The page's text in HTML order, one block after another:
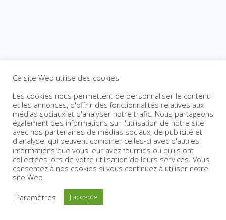
Ce site Web utilise des cookies
Les cookies nous permettent de personnaliser le contenu
et les annonces, d'offrir des fonctionnalités relatives aux
médias sociaux et d'analyser notre trafic. Nous partageons
également des informations sur l'utilisation de notre site
avec nos partenaires de médias sociaux, de publicité et
d'analyse, qui peuvent combiner celles-ci avec d'autres
informations que vous leur avez fournies ou qu'ils ont
collectées lors de votre utilisation de leurs services. Vous
consentez à nos cookies si vous continuez à utiliser notre
site Web.
Paramètres
J'accepte